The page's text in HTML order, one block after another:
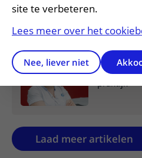
Milou
praktijk
Laad meer artikelen
site te verbeteren.
Lees meer over het
Nee, liever niet